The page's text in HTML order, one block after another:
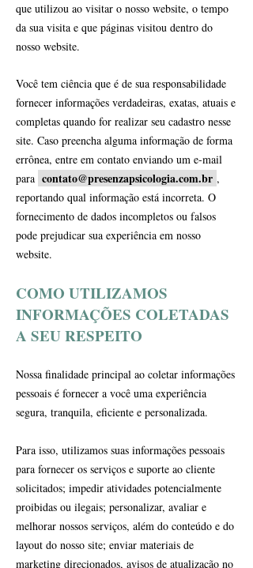
que utilizou ao visitar o nosso website, o tempo
da sua visita e que páginas visitou dentro do
nosso website.
Você tem ciência que é de sua responsabilidade
fornecer informações verdadeiras, exatas, atuais e
completas quando for realizar seu cadastro nesse
site. Caso preencha alguma informação de forma
errônea, entre em contato enviando um e-mail
para contato@presenzapsicologia.com.br ,
reportando qual informação está incorreta. O
fornecimento de dados incompletos ou falsos
pode prejudicar sua experiência em nosso
website.
COMO UTILIZAMOS
INFORMAÇÕES COLETADAS
A SEU RESPEITO
Nossa finalidade principal ao coletar informações
pessoais é fornecer a você uma experiência
segura, tranquila, eficiente e personalizada.
Para isso, utilizamos suas informações pessoais
para fornecer os serviços e suporte ao cliente
solicitados; impedir atividades potencialmente
proibidas ou ilegais; personalizar, avaliar e
melhorar nossos serviços, além do conteúdo e do
layout do nosso site; enviar materiais de
marketing direcionados, avisos de atualização no